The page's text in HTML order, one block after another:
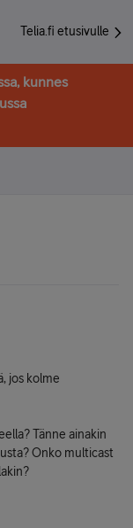
Telia.fi etusivulle
kunnes
jos kolme
Tänne ainakin
Onko multicast